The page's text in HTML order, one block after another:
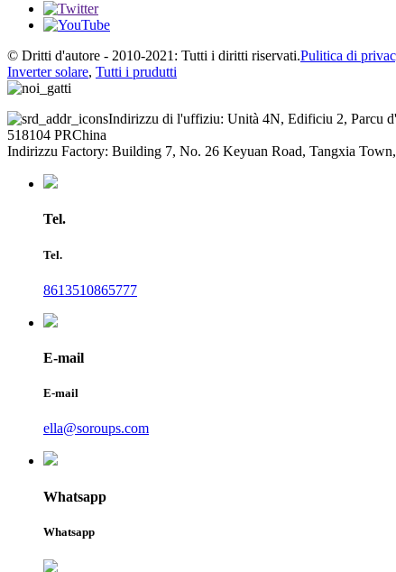
© Dritti d'autore - 2010-2021: Tutti i diritti riservati.Pulitica di
Inverter solare, Tutti i prudutti
Indirizzu di l'uffiziu: Unità 4N, Edificiu 2, Parcu
518104 PRChina
Indirizzu Factory: Building 7, No. 26 Keyuan Road, Tangxia
Tel.
Tel.
8613510865777
E-mail
E-mail
ella@soroups.com
Whatsapp
Whatsapp